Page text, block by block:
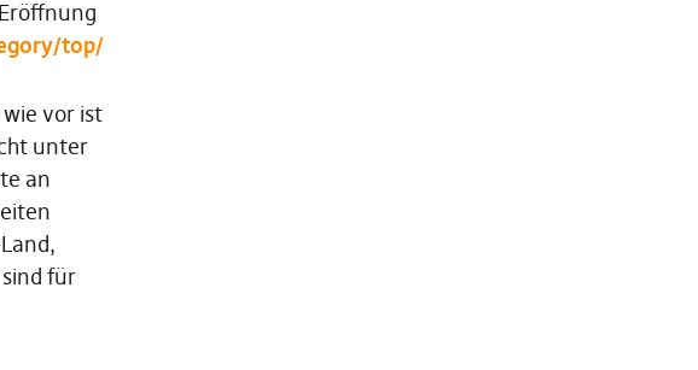
top/
vor ist
unter
an
für